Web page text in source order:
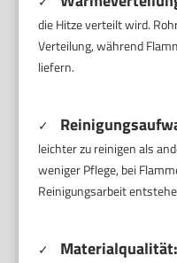
die Hitze verteilt wird.
Verteilung, während
liefern.
✓
leichter zu reinigen als
weniger Pflege, bei
Reinigungsarbeit
✓ Materialqualität: